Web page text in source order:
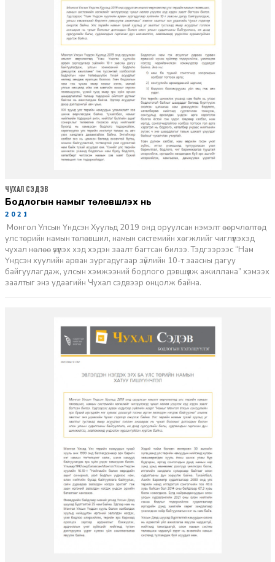
бодлогын намыг төлөвшүүлэх нь
2021-06-20
Монгол Улсын Үндсэн Хуульд 2019 онд оруулсан нэмэлт өөрчлөлтөд
улс төрийн намын төлөвшил, намын системийн хөгжлийг чиглүүлэхэд
чухал нөлөө үзүүлэх хэд хэдэн заалт багтсан билээ. Тэдгээрээс “Нам
Үндсэн хуулийн арван зургадугаар зүйлийн 10-т заасны дагуу
байгуулагдаж, улсын хэмжээний бодлого дэвшүүлж ажиллана” хэмээх
заалтыг энэ удаагийн Чухал сэдвээр онцолж байна.
ЧУХАЛ СЭДЭВ